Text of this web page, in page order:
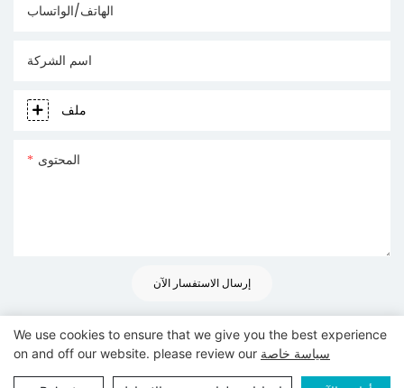
الهاتف/الواتساب
اسم الشركة
ملف
المحتوى
إرسال الاستفسار الآن
حقوق النشر © 2024www.goodwaytechs.com|
Pريفاسي Pأوليسي
We use cookies to ensure that we give you the best experience
on and off our website. please review our سياسة خاصة